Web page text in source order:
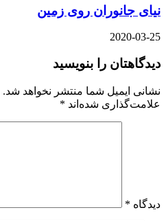
نیای جانوران روی زمین
2020-03-25
دیدگاهتان را بنویسید
نشانی ایمیل شما منتشر نخواهد شد.
علامت‌گذاری شده‌اند *
دیدگاه *